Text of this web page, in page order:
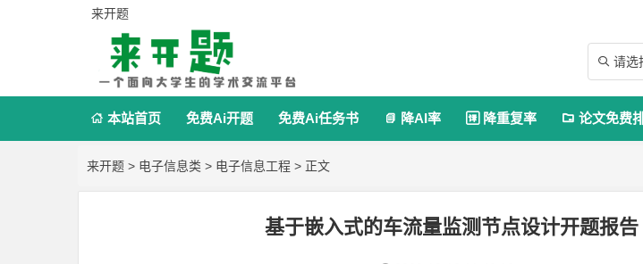
来开题
 请选
 本站首页 免费Ai开题 免费Ai任务书  降AI率  降重复率  论文免费
来开题 > 电子信息类 > 电子信息工程 > 正文
基于嵌入式的车流量监测节点设计开题报告